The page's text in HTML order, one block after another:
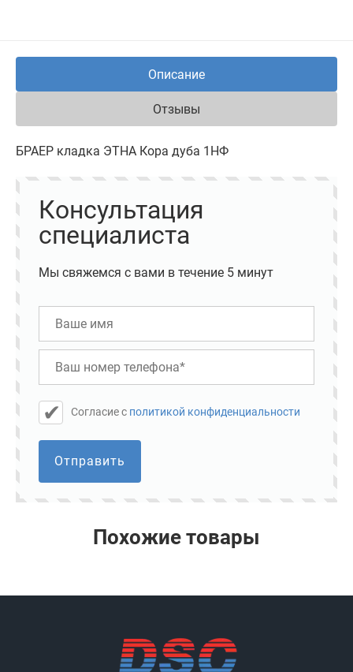
Описание
Отзывы
БРАЕР кладка ЭТНА Кора дуба 1НФ
Консультация
специалиста
Мы свяжемся с вами в течение 5 минут
Cогласие с политикой конфиденциальности
Отправить
Похожие товары